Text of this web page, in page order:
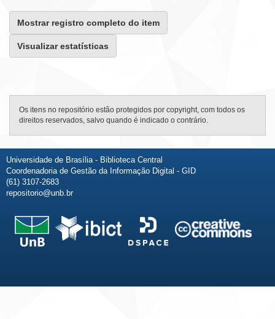
Mostrar registro completo do item
Visualizar estatísticas
Os itens no repositório estão protegidos por copyright, com todos os
direitos reservados, salvo quando é indicado o contrário.
Universidade de Brasília - Biblioteca Central
Coordenadoria de Gestão da Informação Digital - GID
(61) 3107-2683
repositorio@unb.br